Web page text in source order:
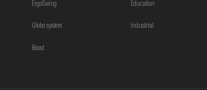
ErgoSwing
Globo system
Boost
Education
Industrial